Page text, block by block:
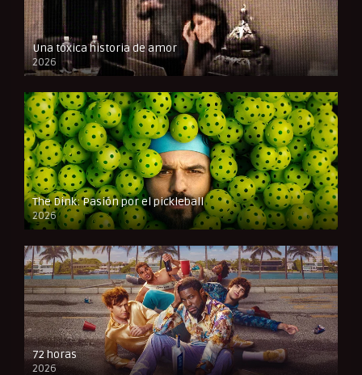
Una tóxica historia de amor
2026
FULL HD
The Dink: Pasión por el pickleball
2026
FULL HD
72 horas
2026